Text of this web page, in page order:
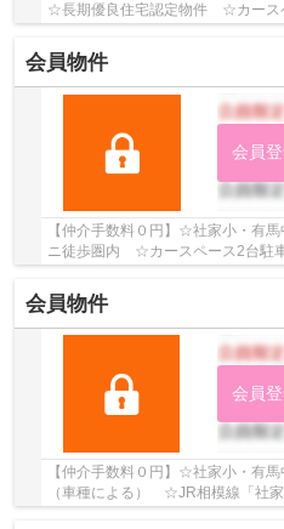
☆長期優良住宅認定物件 ☆カース
会員物件
会員
【仲介手数料０円】☆社家小・
ニ徒歩圏内 ☆カースペース2台駐
会員物件
会員
【仲介手数料０円】☆社家小・有
（車種による） ☆JR相模線「社
宅 ☆コンビニ徒歩圏内 ☆ロフト